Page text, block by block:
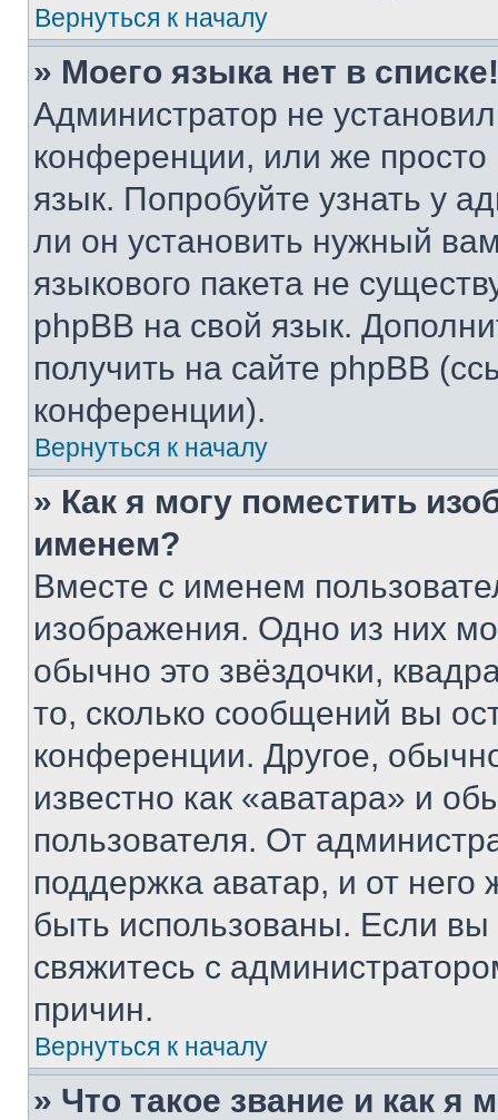
Вернуться к началу
» Моего языка нет в списке!
Администратор не
конференции, или же
язык. Попробуйте узнать у
ли он установить нужный
языкового пакета не
phpBB на свой язык.
получить на сайте phpBB
конференции).
Вернуться к началу
» Как я могу поместить
именем?
Вместе с именем
изображения. Одно из них
обычно это звёздочки,
то, сколько сообщений вы
конференции. Другое,
известно как «аватара» и
пользователя. От
поддержка аватар, и от него
быть использованы. Если
свяжитесь с
причин.
Вернуться к началу
» Что такое звание и как я